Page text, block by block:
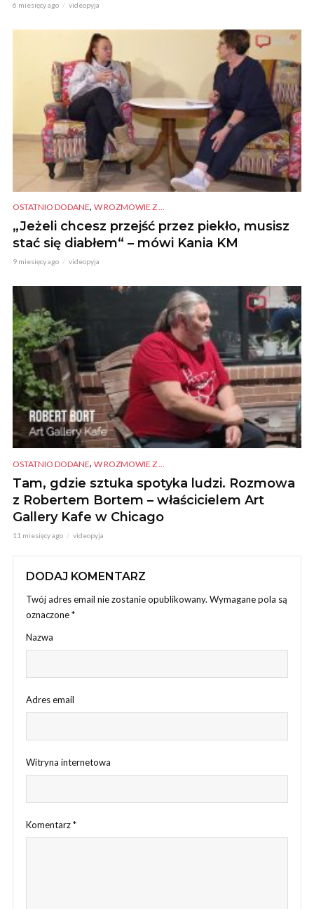
6 miesięcy ago videopyja
OSTATNIO DODANE, W ROZMOWIE Z ...
„Jeżeli chcesz przejść przez piekło, musisz
stać się diabłem“ – mówi Kania KM
9 miesięcy ago videopyja
OSTATNIO DODANE, W ROZMOWIE Z ...
Tam, gdzie sztuka spotyka ludzi. Rozmowa
z Robertem Bortem – właścicielem Art
Gallery Kafe w Chicago
11 miesięcy ago videopyja
DODAJ KOMENTARZ
Twój adres email nie zostanie opublikowany. Wymagane pola są
oznaczone*
Nazwa
Adres email
Witryna internetowa
Komentarz*